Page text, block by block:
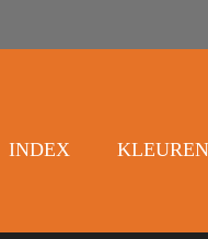
INDEX KLEUREN